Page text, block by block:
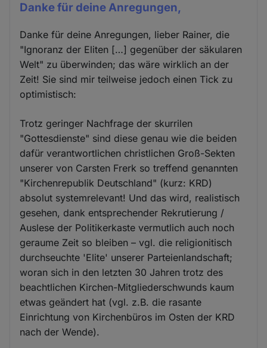
Danke für deine Anregungen,
Danke für deine Anregungen, lieber Rainer, die
"Ignoranz der Eliten […] gegenüber der säkularen
Welt" zu überwinden; das wäre wirklich an der
Zeit! Sie sind mir teilweise jedoch einen Tick zu
optimistisch:
Trotz geringer Nachfrage der skurrilen
"Gottesdienste" sind diese genau wie die beiden
dafür verantwortlichen christlichen Groß-Sekten
unserer von Carsten Frerk so treffend genannten
"Kirchenrepublik Deutschland" (kurz: KRD)
absolut systemrelevant! Und das wird, realistisch
gesehen, dank entsprechender Rekrutierung /
Auslese der Politikerkaste vermutlich auch noch
geraume Zeit so bleiben – vgl. die religionitisch
durchseuchte 'Elite' unserer Parteienlandschaft;
woran sich in den letzten 30 Jahren trotz des
beachtlichen Kirchen-Mitgliederschwunds kaum
etwas geändert hat (vgl. z.B. die rasante
Einrichtung von Kirchenbüros im Osten der KRD
nach der Wende).